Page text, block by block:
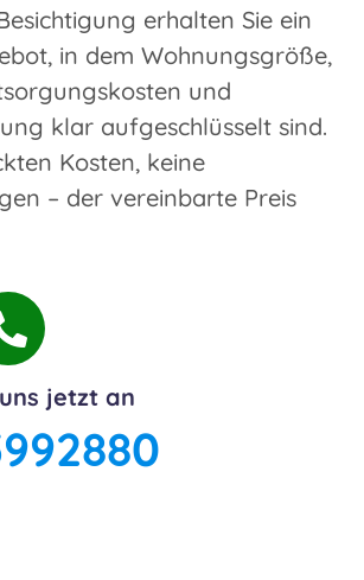
erhalten Sie ein
in dem Wohnungsgröße,
und
klar aufgeschlüsselt sind.
Kosten, keine
– der vereinbarte Preis
jetzt an